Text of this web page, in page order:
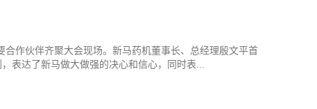
作伙伴齐聚大会现场。新马药机董事长、总经理殷文平首
表达了新马做大做强的决心和信心，同时表...